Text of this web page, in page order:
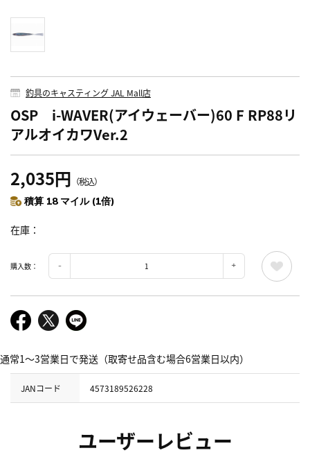
釣具のキャスティング JAL Mall店
OSP i-WAVER(アイウェーバー)60 F RP88リ
アルオイカワVer.2
2,035円 （税込）
積算 18 マイル (1倍)
在庫
購入数：
通常1～3営業日で発送（取寄せ品含む場合6営業日以内）
JANコード 4573189526228
ユーザーレビュー